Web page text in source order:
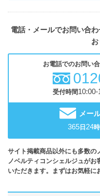
電話・メールでお問い合
お
お電話でのお問い
受付時間10:00-
メー
365 日 24
サイト掲載商品以外にも多数の
ノベルティコンシェルジュが
いただきます。まずはお気軽に